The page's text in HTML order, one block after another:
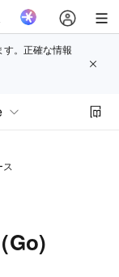
。正確な情報